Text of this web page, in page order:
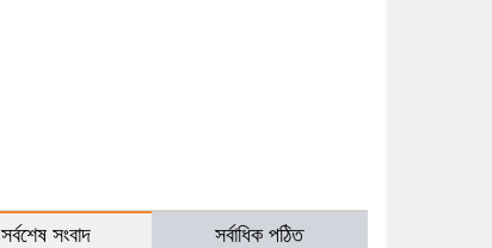
সর্বশেষ সংবাদ সর্বাধিক পঠিত